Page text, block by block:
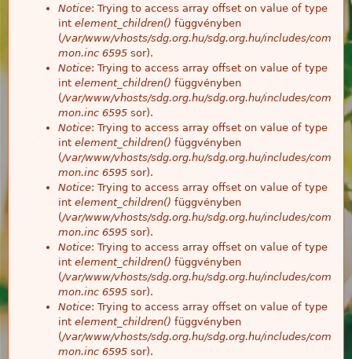
Notice: Trying to access array offset on value of type
int element_children() függvényben
(/var/www/vhosts/sdg.org.hu/sdg.org.hu/includes/com
mon.inc 6595 sor).
Notice: Trying to access array offset on value of type
int element_children() függvényben
(/var/www/vhosts/sdg.org.hu/sdg.org.hu/includes/com
mon.inc 6595 sor).
Notice: Trying to access array offset on value of type
int element_children() függvényben
(/var/www/vhosts/sdg.org.hu/sdg.org.hu/includes/com
mon.inc 6595 sor).
Notice: Trying to access array offset on value of type
int element_children() függvényben
(/var/www/vhosts/sdg.org.hu/sdg.org.hu/includes/com
mon.inc 6595 sor).
Notice: Trying to access array offset on value of type
int element_children() függvényben
(/var/www/vhosts/sdg.org.hu/sdg.org.hu/includes/com
mon.inc 6595 sor).
Notice: Trying to access array offset on value of type
int element_children() függvényben
(/var/www/vhosts/sdg.org.hu/sdg.org.hu/includes/com
mon.inc 6595 sor).